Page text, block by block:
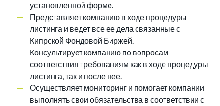
установленной форме.
Представляет компанию в ходе процедуры
листинга и ведет все ее дела связанные с
Кипрской Фондовой Биржей.
Консультирует компанию по вопросам
соответствия требованиям как в ходе процедуры
листинга, так и после нее.
Осуществляет мониторинг и помогает компании
выполнять свои обязательства в соответствии с